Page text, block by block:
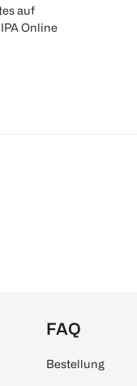
auf
Online
FAQ
Bestellung